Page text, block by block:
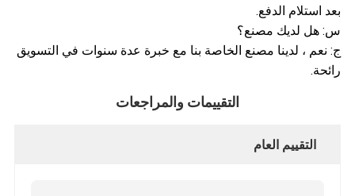
بعد استلام الدفع.
س: هل لديك مصنع؟
ج: نعم ، لدينا مصنع الخاصة بنا مع خبرة عدة سنوات في التسويق
رائحة.
التقييمات والمراجعات
التقييم العام